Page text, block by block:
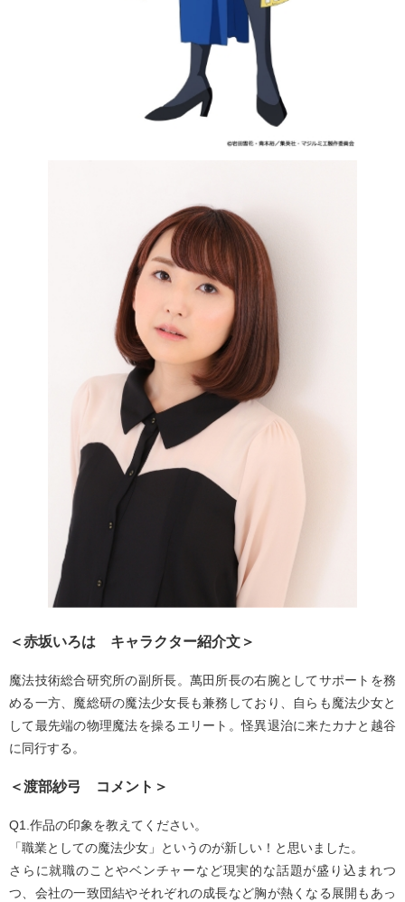
＜赤坂いろは キャラクター紹介文＞
魔法技術総合研究所の副所長。萬田所長の右腕としてサポートを務
める一方、魔総研の魔法少女長も兼務しており、自らも魔法少女と
して最先端の物理魔法を操るエリート。怪異退治に来たカナと越谷
に同行する。
＜渡部紗弓 コメント＞
Q1.作品の印象を教えてください。
「職業としての魔法少女」というのが新しい！と思いました。
さらに就職のことやベンチャーなど現実的な話題が盛り込まれつ
つ、会社の一致団結やそれぞれの成長など胸が熱くなる展開もあっ